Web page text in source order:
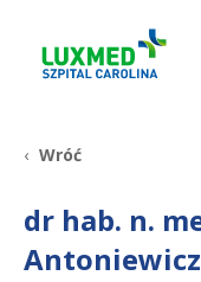
+48 22
Wróć
dr hab. n.
Antoniewicz